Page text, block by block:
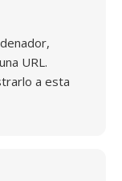
URL.
a esta